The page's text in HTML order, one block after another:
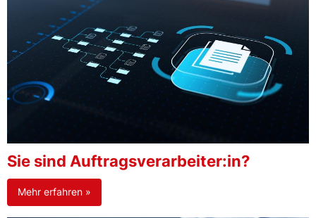
Sie sind Auftragsverarbeiter:in?
Mehr erfahren »